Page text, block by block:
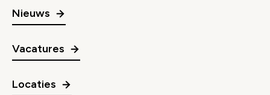
Nieuws
Vacatures
Locaties